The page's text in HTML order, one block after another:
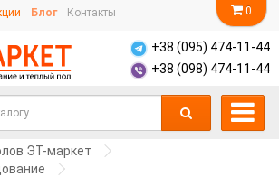
0
Блог Контакты
+38 (095) 474-11-44
+38 (098) 474-11-44
ЭТ-маркет